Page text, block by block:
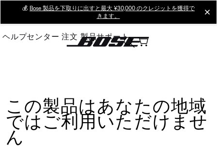
Main
💰 Bose 製品を下取りに出すと最大 ¥30,000 のクレジットを獲得で
きます。
ヘルプセンター 注文 製品サポート
この製品はあなたの地域
ではご利用いただけませ
ん